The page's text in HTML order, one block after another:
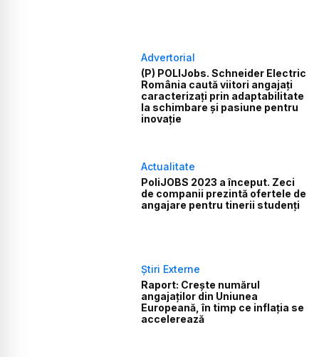
Advertorial
(P) POLIJobs. Schneider Electric
România caută viitori angajați
caracterizați prin adaptabilitate
la schimbare și pasiune pentru
inovație
Actualitate
PoliJOBS 2023 a început. Zeci
de companii prezintă ofertele de
angajare pentru tinerii studenți
Știri Externe
Raport: Crește numărul
angajaților din Uniunea
Europeană, în timp ce inflația se
accelerează